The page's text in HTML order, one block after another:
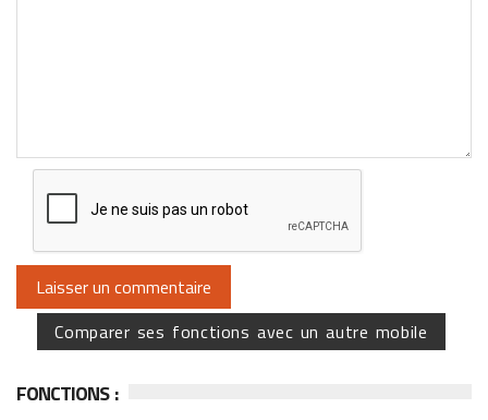
Comparer ses fonctions avec un autre mobile
FONCTIONS :